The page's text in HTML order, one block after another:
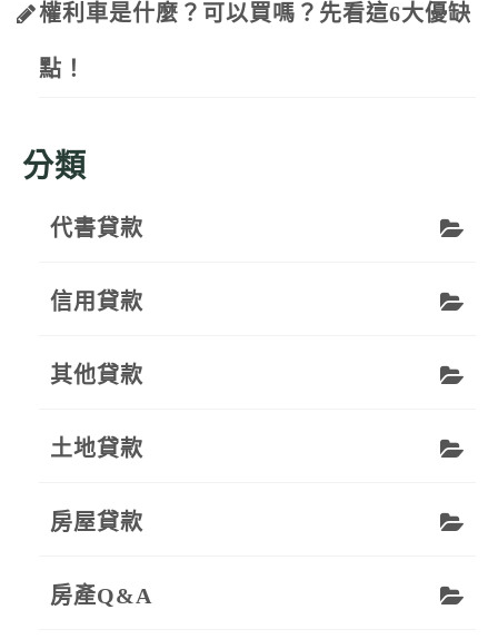
權利車是什麼？可以買嗎？先看這6大優缺
點！
分類
代書貸款
信用貸款
其他貸款
土地貸款
房屋貸款
房產Q&A